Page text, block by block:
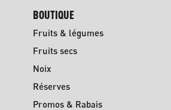
BOUTIQUE
Fruits & légumes
Fruits secs
Noix
Réserves
Promos & Rabais